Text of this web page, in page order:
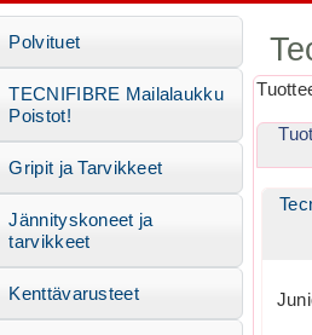
Polvituet
TECNIFIBRE Mailalaukku
Poistot!
Gripit ja Tarvikkeet
Jännityskoneet ja
tarvikkeet
Kenttävarusteet